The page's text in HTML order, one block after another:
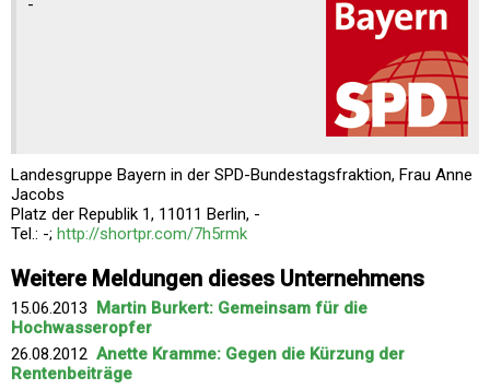
-
Landesgruppe Bayern in der SPD-Bundestagsfraktion, Frau Anne
Jacobs
Platz der Republik 1, 11011 Berlin, -
Tel.: -; http://shortpr.com/7h5rmk
Weitere Meldungen dieses Unternehmens
15.06.2013 Martin Burkert: Gemeinsam für die
Hochwasseropfer
26.08.2012 Anette Kramme: Gegen die Kürzung der
Rentenbeiträge